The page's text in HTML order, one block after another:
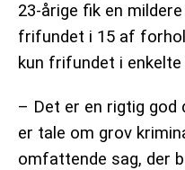
23-årige fik en
frifundet i 15 af
kun frifundet i
– Det er en rigtig god
er tale om grov
omfattende sag, der